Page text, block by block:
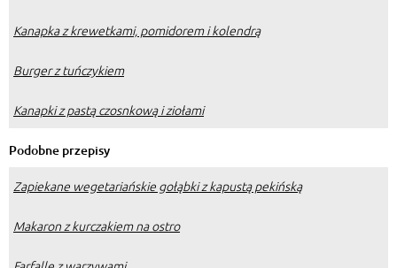
Kanapka z krewetkami, pomidorem i kolendrą
Burger z tuńczykiem
Kanapki z pastą czosnkową i ziołami
Podobne przepisy
Zapiekane wegetariańskie gołąbki z kapustą pekińską
Makaron z kurczakiem na ostro